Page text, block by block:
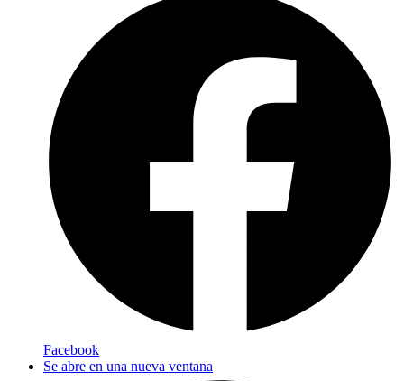
Facebook
Se abre en una nueva ventana